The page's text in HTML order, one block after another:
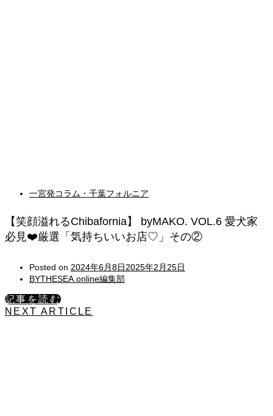
一宮発コラム・千葉フォルニア
【笑顔溢れるChibafornia】 byMAKO. VOL.6 愛犬家
必見❤️厳選「気持ちいいお店♡」その②
Posted on 2024年6月8日2025年2月25日
BYTHESEA.online編集部
記事を読む
NEXT ARTICLE